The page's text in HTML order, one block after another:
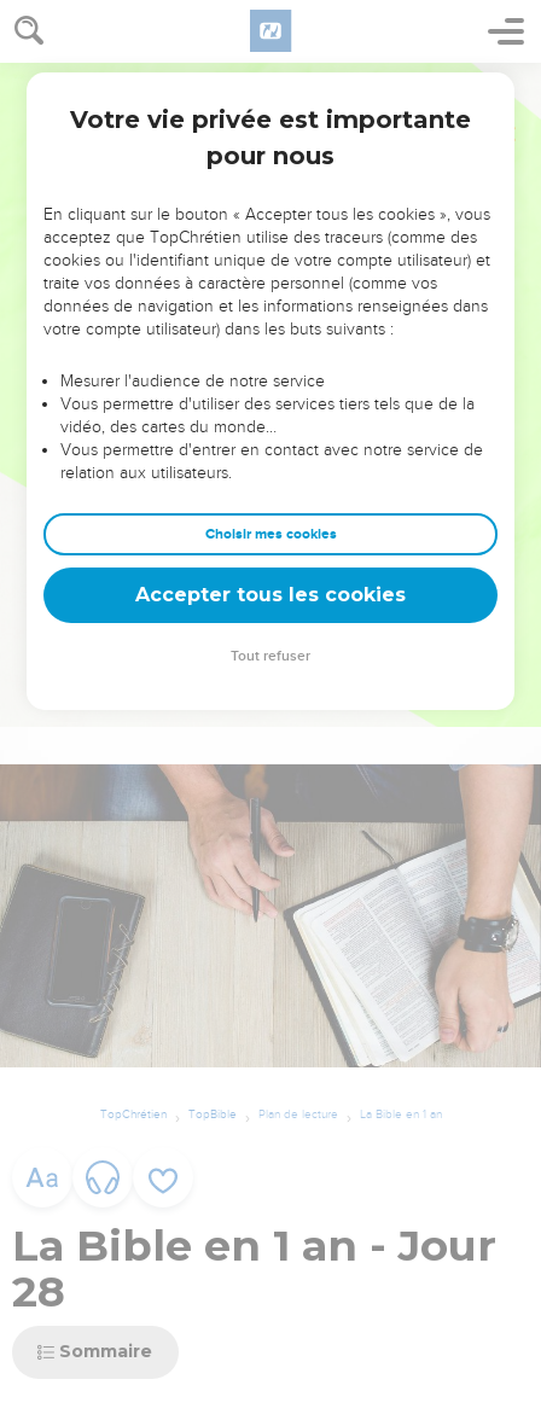
NE MANQUEZ PAS L’ÉVÉNEMENT
DE L’ANNÉE !
ET SI LEURS ERREURS POUVAIENT VOUS ÉVITER LES
VOTRES ?
leur foi ou leur vision. Mais on voit moins les doutes, les erreurs
et les saisons difficiles qu'ils ont traversés, alors même que ce
sont elles qui les ont façonnés.
Dans cette conférence, leaders, entrepreneurs, et responsables
clés pour avancer avec plus de sagesse afin que leurs erreurs
deviennent vos tremplins. Que vous guidiez un ministère, une
équipe, un groupe ou une famille, leur expérience est faite
TopChrétien TopBible Plan de lecture La Bible en 1 an
La Bible en 1 an - Jour
28
Sommaire
Votre vie privée est importante
pour nous
En cliquant sur le bouton « Accepter tous les cookies », vous
acceptez que TopChrétien utilise des traceurs (comme des
cookies ou l'identifiant unique de votre compte utilisateur) et
traite vos données à caractère personnel (comme vos
données de navigation et les informations renseignées dans
votre compte utilisateur) dans les buts suivants :
Mesurer l'audience de notre service
Vous permettre d'utiliser des services tiers tels que de la
vidéo, des cartes du monde…
Vous permettre d'entrer en contact avec notre service de
relation aux utilisateurs.
Choisir mes cookies
Accepter tous les cookies
Tout refuser